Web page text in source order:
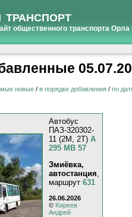
ТРАНСПОРТ
общественного транспорта Орла
новые / в порядке добавления / по
Автобус
ПАЗ-320302-
11 (2M, 2T) А
295 МВ 57
Змиёвка,
автостанция,
маршрут 631
26.06.2026
© Kиpeeв
Aндpeй